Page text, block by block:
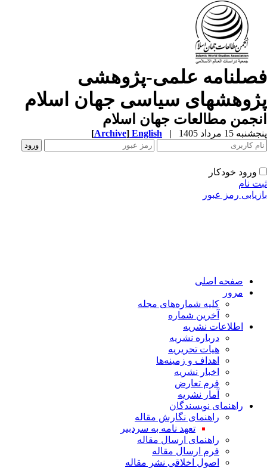
علمی-پژوهشی
سیاسی جهان اسلام
مطالعات جهان اسلام
15 مرداد 1405 |
English
[Archive]
ورود خودکار
نام
رمز عبور
صفحه اصلی
مرور
کلیه شماره‌های مجله
آخرین شماره
اطلاعات نشریه
درباره نشریه
هیات تحریریه
اهداف و زمینه‌ها
اخبار نشریه
فرم تعارض
آمار نشریه
راهنمای نویسندگان
راهنمای نگارش مقاله
تعهد نامه به سردبیر
راهنمای ارسال مقاله
فرم ارسال مقاله
اصول اخلاقی نشر مقاله